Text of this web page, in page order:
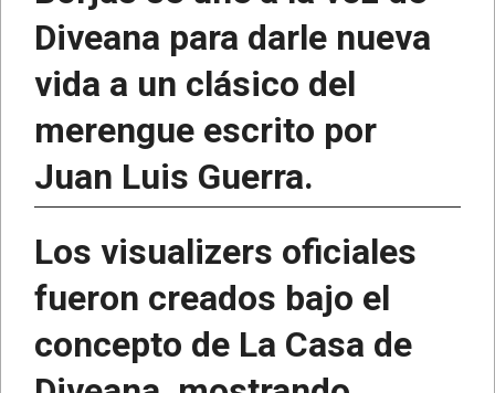
Diveana para darle nueva
vida a un clásico del
merengue escrito por
Juan Luis Guerra.
Los visualizers oficiales
fueron creados bajo el
concepto de La Casa de